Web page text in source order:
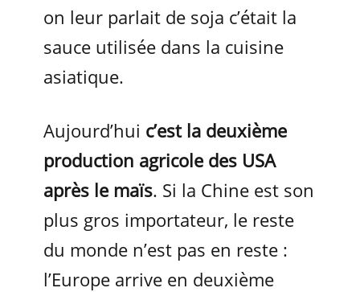
on leur parlait de soja c’était la
sauce utilisée dans la cuisine
asiatique.
Aujourd’hui c’est la deuxième
production agricole des USA
après le maïs. Si la Chine est son
plus gros importateur, le reste
du monde n’est pas en reste :
l’Europe arrive en deuxième